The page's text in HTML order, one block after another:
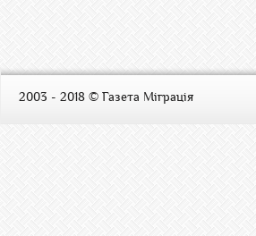
2003 - 2018 © Газета Міграція